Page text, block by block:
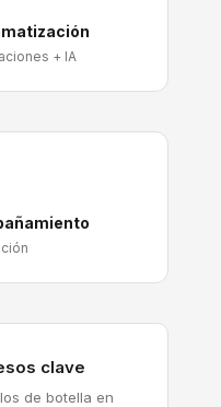
+ IA
clave
de botella en